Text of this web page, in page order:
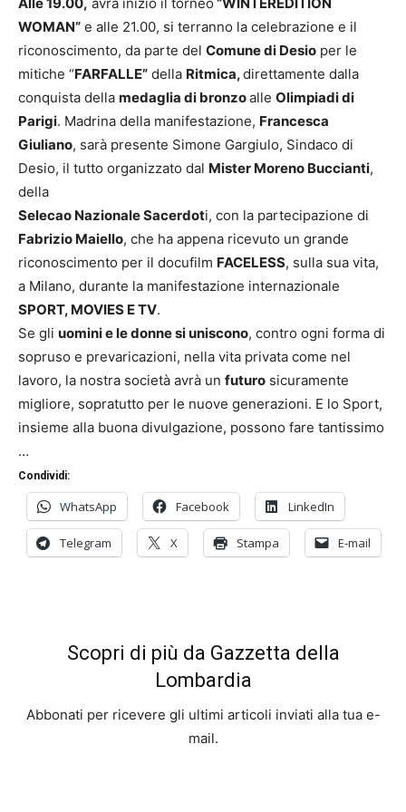
Alle 19.00, avrà inizio il torneo “WINTEREDITION
WOMAN” e alle 21.00, si terranno la celebrazione e il
riconoscimento, da parte del Comune di Desio per le
mitiche “FARFALLE” della Ritmica,direttamente dalla
conquista della medaglia di bronzoalle Olimpiadi di
Parigi. Madrina della manifestazione, Francesca
Giuliano, sarà presente Simone Gargiulo, Sindaco di
Desio, il tutto organizzato dal Mister Moreno Buccianti,
della
Selecao Nazionale Sacerdoti, con la partecipazione di
Fabrizio Maiello, che ha appena ricevuto un grande
riconoscimento per il docufilm FACELESS, sulla sua vita,
a Milano, durante la manifestazione internazionale
SPORT, MOVIES E TV.
Se gli uomini e le donne si uniscono, contro ogni forma di
sopruso e prevaricazioni, nella vita privata come nel
lavoro, la nostra società avrà un futuro sicuramente
migliore, sopratutto per le nuove generazioni. E lo Sport,
insieme alla buona divulgazione, possono fare tantissimo
…
Condividi:
WhatsApp Facebook LinkedIn
Telegram X Stampa E-mail
Scopri di più da Gazzetta della
Lombardia
Abbonati per ricevere gli ultimi articoli inviati alla tua e-
mail.